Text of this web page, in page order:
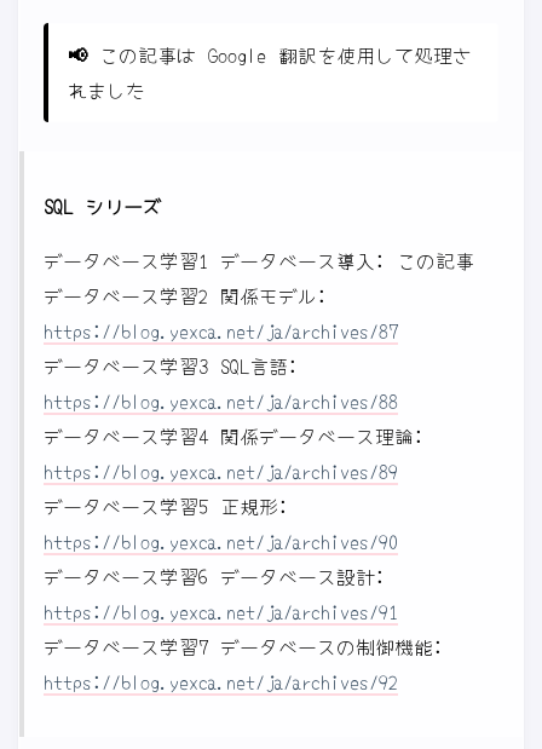
📢この記事は Google 翻訳を使用して処理さ
れました
SQL シリーズ
データベース学習1 データベース導入: この記事
データベース学習2 関係モデル:
https://blog.yexca.net/ja/archives/87
データベース学習3 SQL言語:
https://blog.yexca.net/ja/archives/88
データベース学習4 関係データベース理論:
https://blog.yexca.net/ja/archives/89
データベース学習5 正規形:
https://blog.yexca.net/ja/archives/90
データベース学習6 データベース設計:
https://blog.yexca.net/ja/archives/91
データベース学習7 データベースの制御機能:
https://blog.yexca.net/ja/archives/92